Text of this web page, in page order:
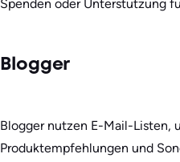
Spenden oder Unterstützung
Blogger
Blogger nutzen E-Mail-Listen,
Produktempfehlungen und